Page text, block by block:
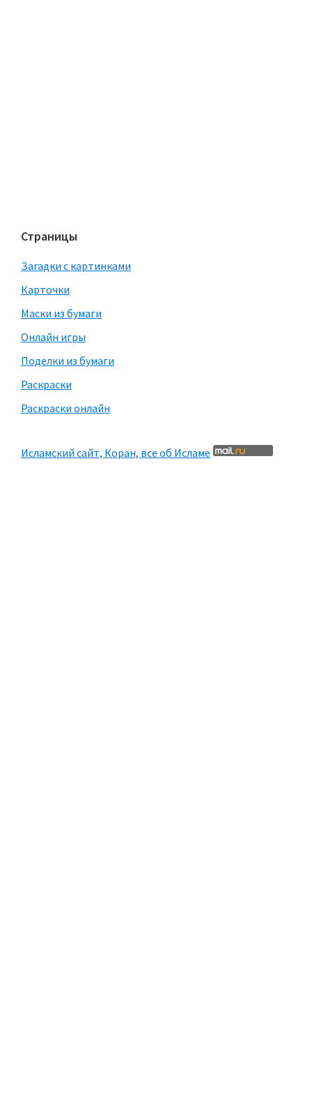
Страницы
Загадки с картинками
Карточки
Маски из бумаги
Онлайн игры
Поделки из бумаги
Раскраски
Раскраски онлайн
Исламский сайт, Коран, все об Исламе